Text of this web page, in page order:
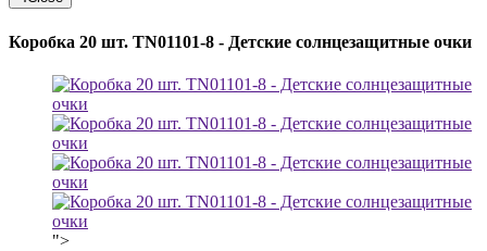
Коробка 20 шт. TN01101-8 - Детские солнцезащитные очки
">